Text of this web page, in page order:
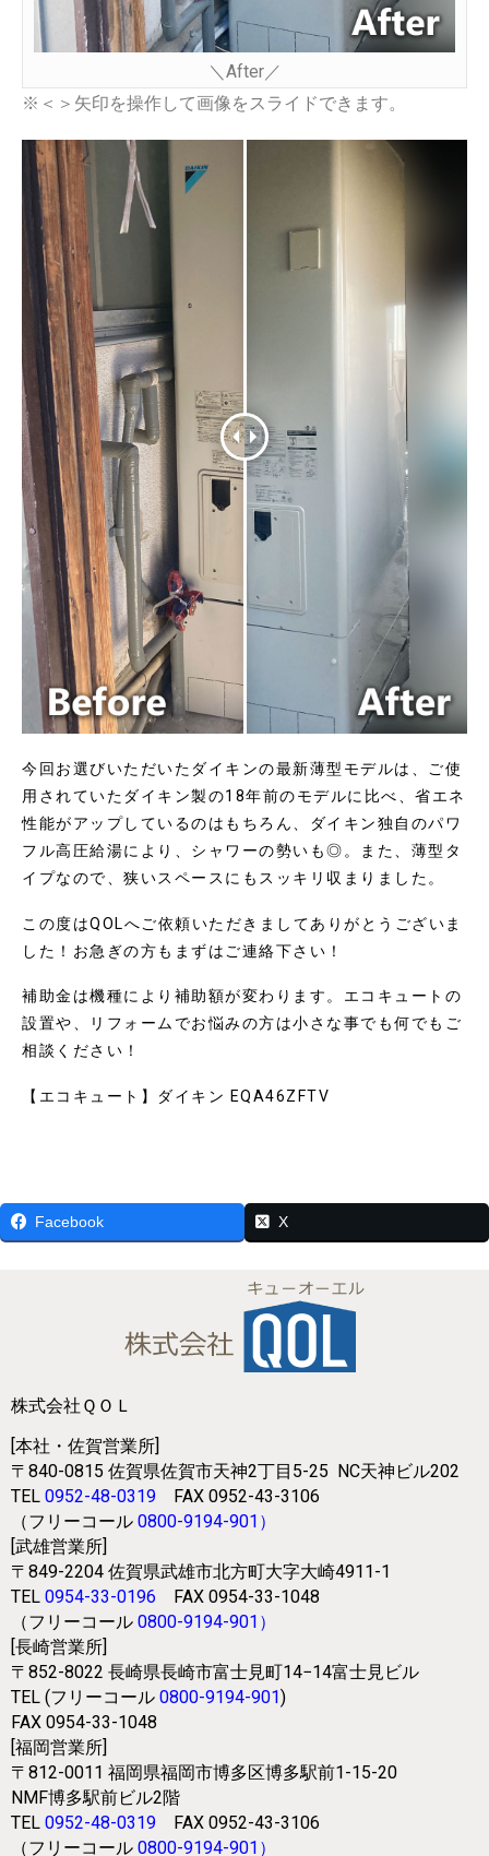
＼After／
※＜＞矢印を操作して画像をスライドできます。
今回お選びいただいたダイキンの最新薄型モデルは、ご使
用されていたダイキン製の18年前のモデルに比べ、省エネ
性能がアップしているのはもちろん、ダイキン独自のパワ
フル高圧給湯により、シャワーの勢いも◎。また、薄型タ
イプなので、狭いスペースにもスッキリ収まりました。
この度はQOLへご依頼いただきましてありがとうございま
した！お急ぎの方もまずはご連絡下さい！
補助金は機種により補助額が変わります。エコキュートの
設置や、リフォームでお悩みの方は小さな事でも何でもご
相談ください！
【エコキュート】ダイキン EQA46ZFTV
Facebook X
株式会社ＱＯＬ
[本社・佐賀営業所]
〒840-0815 佐賀県佐賀市天神2丁目5-25
NC天神ビル202
TEL 0952-48-0319
FAX 0952-43-3106
（フリーコール 0800-9194-901 ）
[武雄営業所]
〒849-2204 佐賀県武雄市北方町大字大崎4911-1
TEL 0954-33-0196
FAX 0954-33-1048
（フリーコール 0800-9194-901 ）
[長崎営業所]
〒852-8022 長崎県長崎市富士見町14−14富士見ビル
TEL (フリーコール 0800-9194-901)
FAX 0954-33-1048
[福岡営業所]
〒812-0011 福岡県福岡市博多区博多駅前1-15-20
NMF博多駅前ビル2階
TEL 0952-48-0319
FAX 0952-43-3106
（フリーコール 0800-9194-901 ）